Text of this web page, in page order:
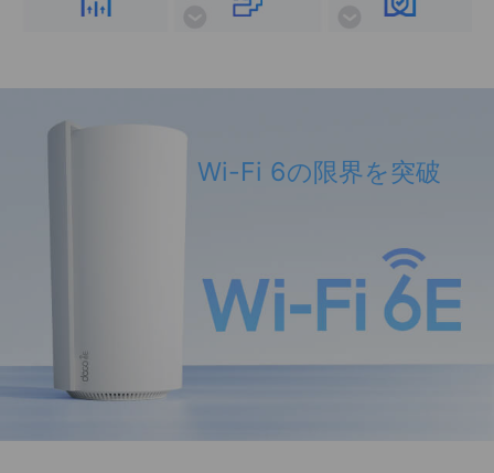
Wi-Fi 6の限界を突破